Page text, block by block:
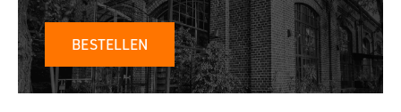
BESTELLEN